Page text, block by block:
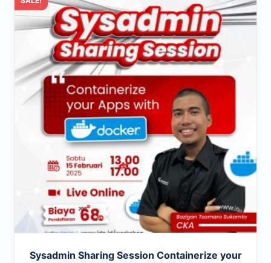
Sysadmin Sharing Session Containerize your